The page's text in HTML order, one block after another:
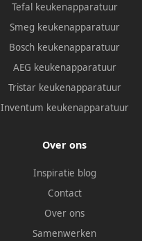
Tefal keukenapparatuur
Smeg keukenapparatuur
Bosch keukenapparatuur
AEG keukenapparatuur
Tristar keukenapparatuur
Inventum keukenapparatuur
Over ons
Inspiratie blog
Contact
Over ons
Samenwerken